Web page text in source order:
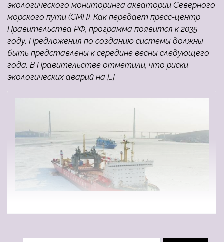
экологического мониторинга акватории Северного
морского пути (СМП). Как передает пресс-центр
Правительства РФ, программа появится к 2035
году. Предложения по созданию системы должны
быть представлены к середине весны следующего
года. В Правительстве отметили, что риски
экологических аварий на […]